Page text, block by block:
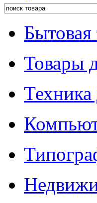
Бытовая
Товары